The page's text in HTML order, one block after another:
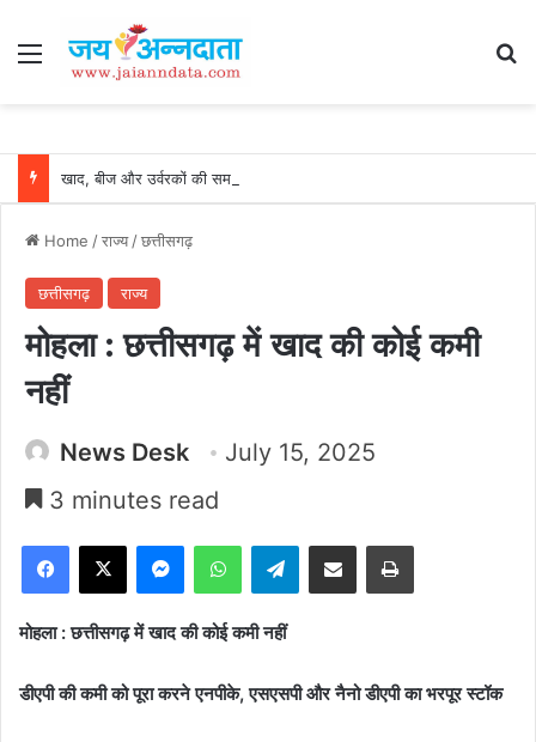
Menu
Home /राज्य/छत्तीसगढ़
छत्तीसगढ़ राज्य
मोहला : छत्तीसगढ़ में खाद की कोई कमी
नहीं
News Desk
July 15, 2025
3 minutes read
Facebook
X MessengerWhatsAppTelegramShare via Email Print
मोहला : छत्तीसगढ़ में खाद की कोई कमी नहीं
डीएपी की कमी को पूरा करने एनपीके, एसएसपी और नैनो डीएपी का भरपूर स्टॉक